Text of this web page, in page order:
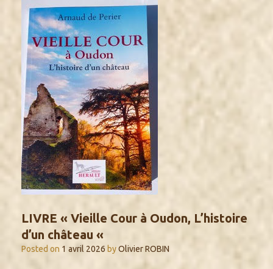
LIVRE « Vieille Cour à Oudon, L’histoire
d’un château «
Posted on 1 avril 2026 byOlivier ROBIN